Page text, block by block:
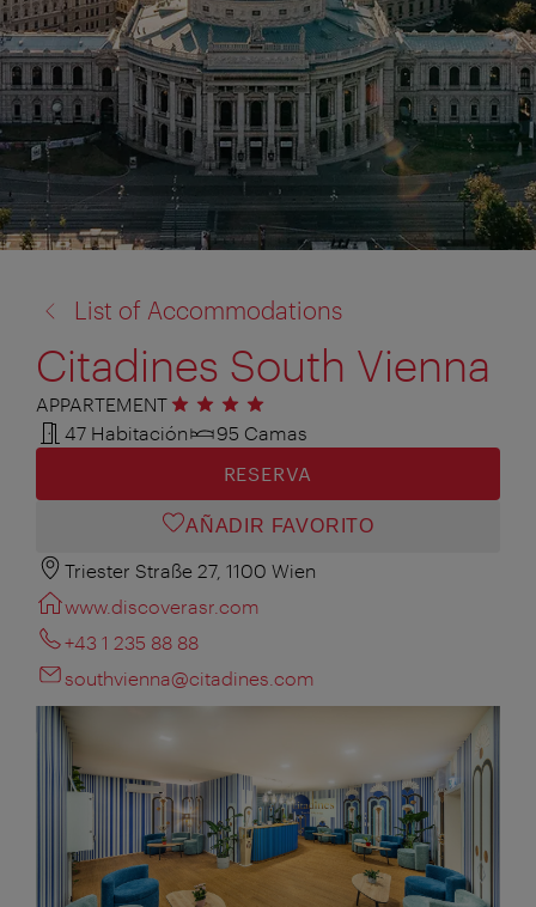
a:
List of Accommodations
Citadines South Vienna
APPARTEMENT4 estrellas
47 Habitación
95 Camas
RESERVA
AÑADIR FAVORITO
Triester Straße 27, 1100 Wien
www.discoverasr.com
+43 1 235 88 88
southvienna@citadines.com